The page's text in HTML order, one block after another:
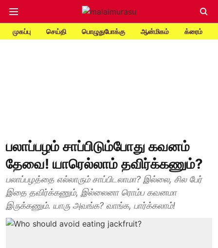
முகப்பு செய்தி பொழுதுபோக்கு ஆன்மிகம் க்ரைம்
பலாப்பழம் சாப்பிடும்போது கவனம்
தேவை! யாரெல்லாம் தவிர்க்கணும்?
பலாப்பழத்தை எல்லாரும் சாப்பிடலாமா? இல்லை, சில பேர்
இதை தவிர்க்கணும், இல்லைனா ரொம்ப கவனமா
இருக்கணும். யாரு அவங்க? வாங்க, பார்க்கலாம்!